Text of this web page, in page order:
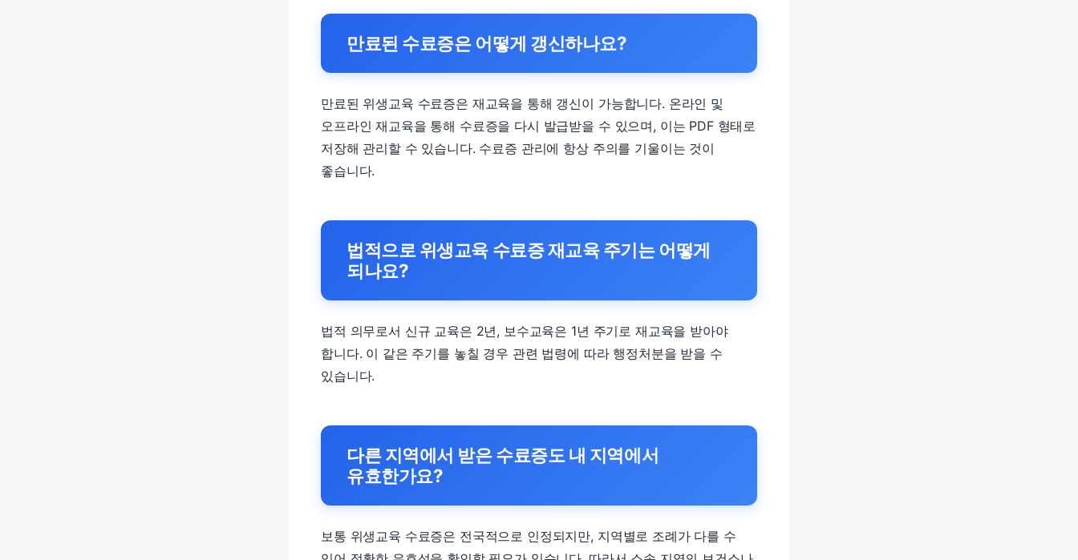
만료된 수료증은 어떻게 갱신하나요?
만료된 위생교육 수료증은 재교육을 통해 갱신이 가능합니다. 온라인 및
오프라인 재교육을 통해 수료증을 다시 발급받을 수 있으며, 이는 PDF 형태로
저장해 관리할 수 있습니다. 수료증 관리에 항상 주의를 기울이는 것이
좋습니다.
법적으로 위생교육 수료증 재교육 주기는 어떻게
되나요?
법적 의무로서 신규 교육은 2년, 보수교육은 1년 주기로 재교육을 받아야
합니다. 이 같은 주기를 놓칠 경우 관련 법령에 따라 행정처분을 받을 수
있습니다.
다른 지역에서 받은 수료증도 내 지역에서
유효한가요?
보통 위생교육 수료증은 전국적으로 인정되지만, 지역별로 조례가 다를 수